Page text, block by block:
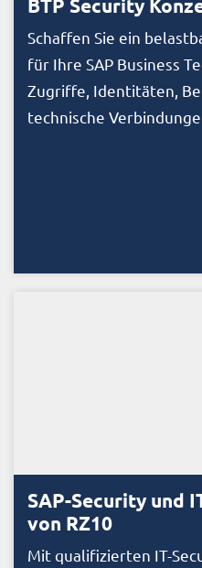
Schaffen Sie ein
für Ihre SAP Business
Zugriffe, Identitäten,
technische
SAP-Security und
von RZ10
Mit qualifizierten IT-